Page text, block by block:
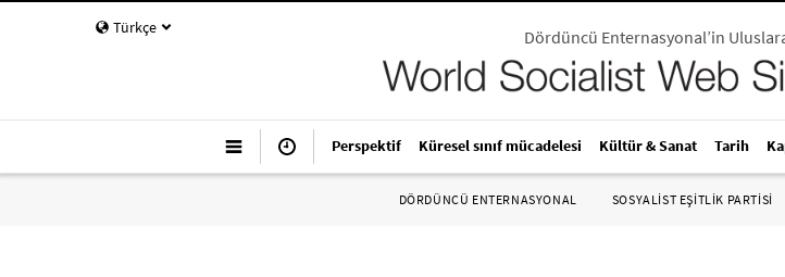
Türkçe Dördüncü Enternasyonal’in
Perspektif Küresel sınıf mücadelesi Kültür & Sanat Tarih
DÖRDÜNCÜ ENTERNASYONAL SOSYALIST EŞITLIK PARTISI